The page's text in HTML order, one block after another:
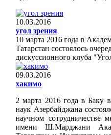
10.03.2016
угол зрения
10 марта 2016 года в
Татарстан состоялось
дискуссионного клуба
09.03.2016
хакимо
2 марта 2016 года в Баку
наук Азербайджана
научном сотрудничестве
имени Ш.Марджани